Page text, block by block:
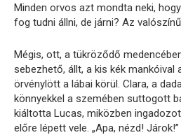
Minden orvos azt mondta neki,
fog tudni állni, de járni? Az
Mégis, ott, a tükröződő
sebezhető, állt, a kis kék mankóival
örvénylött a lábai körül. Clara, a
könnyekkel a szemében suttogott
kiáltotta Lucas, miközben
előre lépett vele. „Apa, nézd! Járok!”